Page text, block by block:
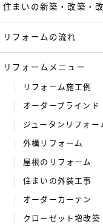
住まいの新築・改築・
リフォームの流れ
リフォームメニュー
リフォーム施工例
オーダーブラインド
ジュータンリフォー
外構リフォーム
屋根のリフォーム
住まいの外装工事
オーダーカーテン
クローゼット増改築